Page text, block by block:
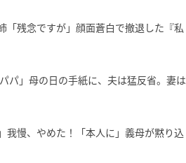
「残念ですが」顔面蒼白で撤退した『私
パ」母の日の手紙に、夫は猛反省。妻は
我慢、やめた！「本人に」義母が黙り込